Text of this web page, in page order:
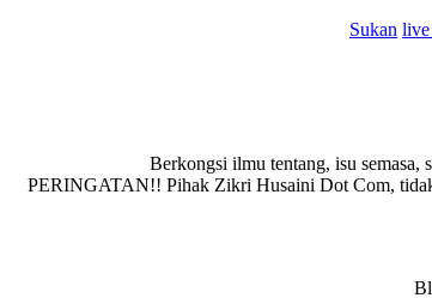
Sukan live
Berkongsi ilmu tentang, isu semasa,
PERINGATAN!! Pihak Zikri Husaini Dot Com, tidak